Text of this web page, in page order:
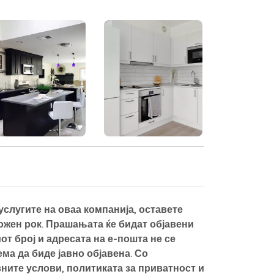
на оваа компанија, оставете
рок. Прашањата ќе бидат објавени
број и адресата на е-пошта не се
да биде јавно објавена. Со
услови, политиката за приватност и